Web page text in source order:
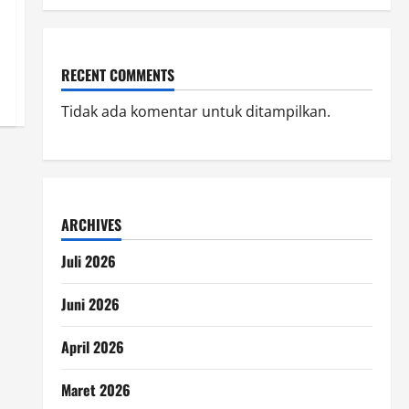
RECENT COMMENTS
Tidak ada komentar untuk ditampilkan.
ARCHIVES
Juli 2026
Juni 2026
April 2026
Maret 2026